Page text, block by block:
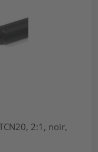
2:1, noir,